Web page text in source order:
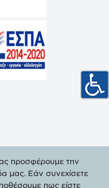
προσφέρουμε την
μας. Εάν συνεχίσετε
πως είστε